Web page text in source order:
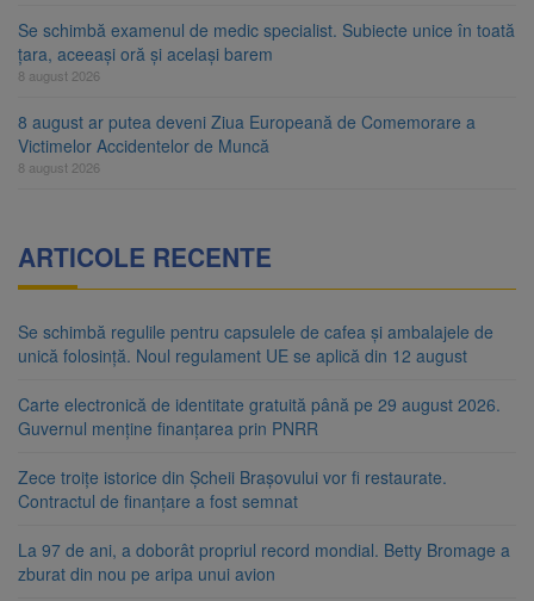
Se schimbă examenul de medic specialist. Subiecte unice în toată
țara, aceeași oră și același barem
8 august 2026
8 august ar putea deveni Ziua Europeană de Comemorare a
Victimelor Accidentelor de Muncă
8 august 2026
ARTICOLE RECENTE
Se schimbă regulile pentru capsulele de cafea și ambalajele de
unică folosință. Noul regulament UE se aplică din 12 august
Carte electronică de identitate gratuită până pe 29 august 2026.
Guvernul menține finanțarea prin PNRR
Zece troițe istorice din Șcheii Brașovului vor fi restaurate.
Contractul de finanțare a fost semnat
La 97 de ani, a doborât propriul record mondial. Betty Bromage a
zburat din nou pe aripa unui avion